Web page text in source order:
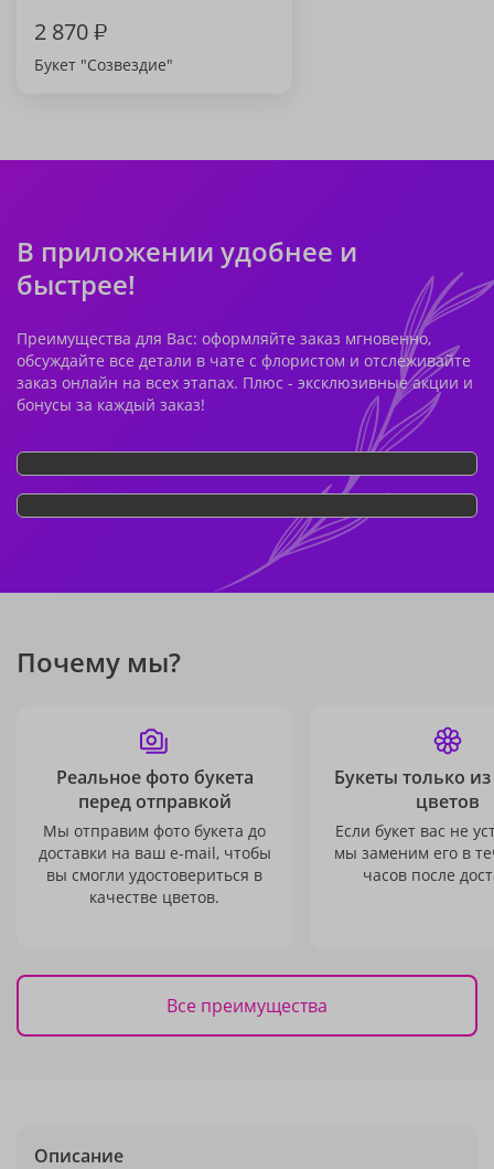
2 870₽
Букет "Созвездие"
В приложении удобнее и
быстрее!
Преимущества для Вас: оформляйте заказ мгновенно,
обсуждайте все детали в чате с флористом и отслеживайте
заказ онлайн на всех этапах. Плюс - эксклюзивные акции и
бонусы за каждый заказ!
Почему мы?
Реальное фото букета
перед отправкой
Мы отправим фото букета до
доставки на ваш e-mail, чтобы
вы смогли удостовериться в
качестве цветов.
Букеты только
цветов
Если букет вас не
мы заменим его в
часов после
Все преимущества
Описание